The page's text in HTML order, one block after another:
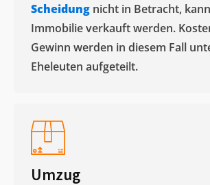
Scheidung nicht in Betracht,
Immobilie verkauft werden.
Gewinn werden in diesem Fall
Eheleuten aufgeteilt.​
Umzug